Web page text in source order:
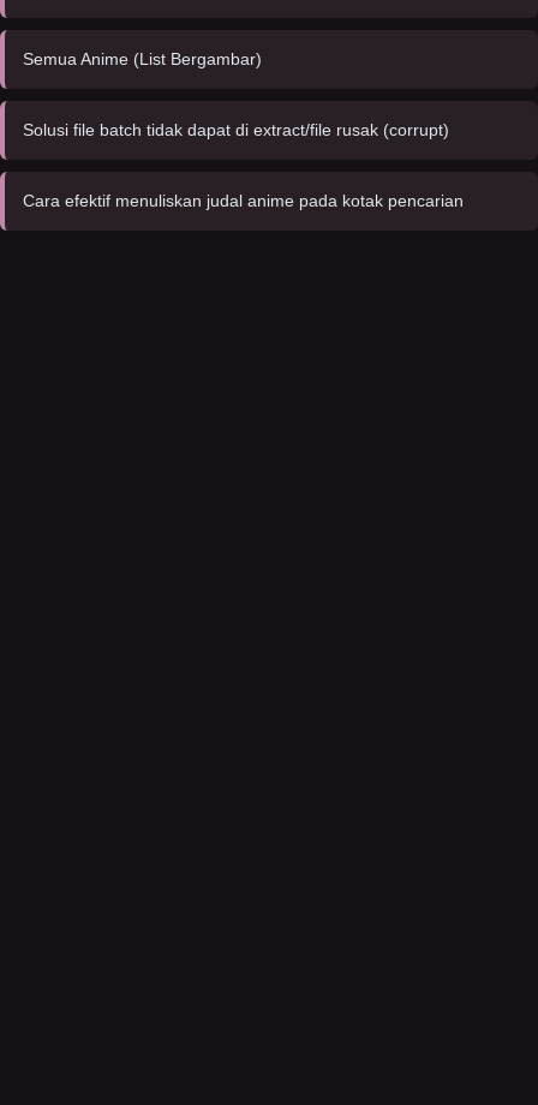
Semua Anime (List Bergambar)
Solusi file batch tidak dapat di extract/file rusak (corrupt)
Cara efektif menuliskan judal anime pada kotak pencarian